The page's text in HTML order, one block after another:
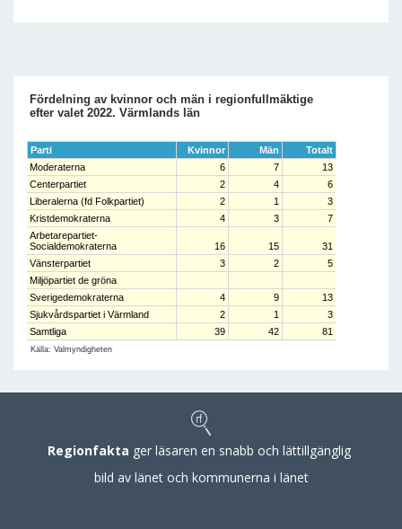
Fördelning av kvinnor och män i regionfullmäktige
efter valet 2022. Värmlands län
Parti Kvinnor Män
Totalt
Moderaterna
6 7
13
Centerpartiet
2 4
6
Liberalerna (fd Folkpartiet)
2 1
3
Kristdemokraterna
4 3
7
Arbetarepartiet-
Socialdemokraterna
16 15
31
Vänsterpartiet
3 2
5
Miljöpartiet de gröna
Sverigedemokraterna
4 9
13
Sjukvårdspartiet i Värmland
2 1
3
Samtliga
39 42 81
Källa: Valmyndigheten
Regionfakta ger läsaren en snabb och lättillgänglig
bild av länet och kommunerna i länet